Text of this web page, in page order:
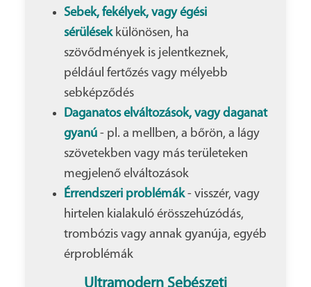
Sebek, fekélyek, vagy égési
sérülések különösen, ha
szövődmények is jelentkeznek,
például fertőzés vagy mélyebb
sebképződés
Daganatos elváltozások, vagy daganat
gyanú - pl. a mellben, a bőrön, a lágy
szövetekben vagy más területeken
megjelenő elváltozások
Érrendszeri problémák - visszér, vagy
hirtelen kialakuló érösszehúzódás,
trombózis vagy annak gyanúja, egyéb
érproblémák
Ultramodern Sebészeti